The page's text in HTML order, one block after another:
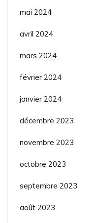
mai 2024
avril 2024
mars 2024
février 2024
janvier 2024
décembre 2023
novembre 2023
octobre 2023
septembre 2023
août 2023